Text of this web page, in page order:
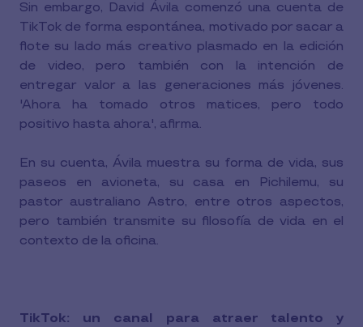
Sin embargo, David Ávila comenzó una cuenta de
TikTok de forma espontánea, motivado por sacar a
flote su lado más creativo plasmado en la edición
de video, pero también con la intención de
entregar valor a las generaciones más jóvenes.
'Ahora ha tomado otros matices, pero todo
positivo hasta ahora', afirma.
En su cuenta, Ávila muestra su forma de vida, sus
paseos en avioneta, su casa en Pichilemu, su
pastor australiano Astro, entre otros aspectos,
pero también transmite su filosofía de vida en el
contexto de la oficina.
TikTok: un canal para atraer talento y